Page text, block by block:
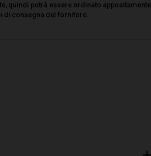
quindi potrà essere ordinato appositamente.
di consegna del fornitore.